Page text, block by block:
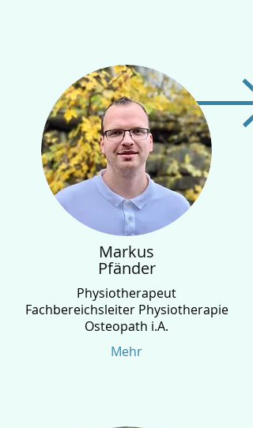
Markus
Pfänder
Physiotherapeut
Fachbereichsleiter Physiotherapie
Osteopath i.A.
Mehr